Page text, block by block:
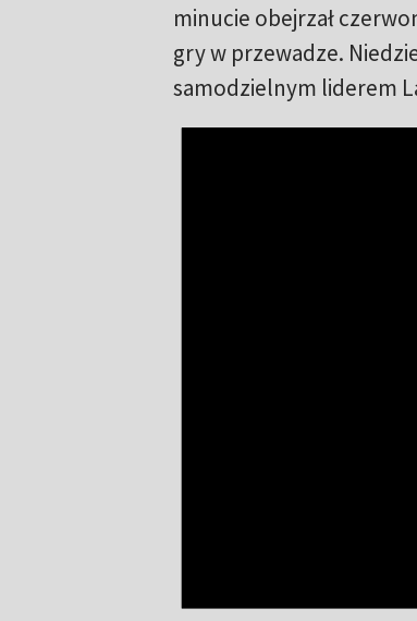
minucie obejrzał
gry w przewadze.
samodzielnym liderem